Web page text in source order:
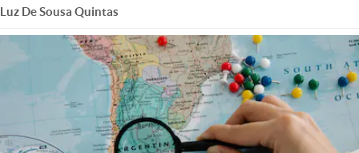
Luz De Sousa Quintas